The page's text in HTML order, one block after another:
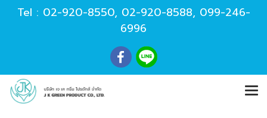
Tel : 02-920-8550, 02-920-8588, 099-246-
6996